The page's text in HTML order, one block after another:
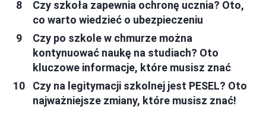
Czy szkoła zapewnia ochronę ucznia? Oto,
co warto wiedzieć o ubezpieczeniu
Czy po szkole w chmurze można
kontynuować naukę na studiach? Oto
kluczowe informacje, które musisz znać
Czy na legitymacji szkolnej jest PESEL? Oto
najważniejsze zmiany, które musisz znać!